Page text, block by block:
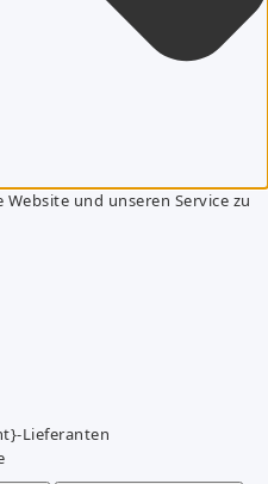
und unseren Service zu
Lieferanten